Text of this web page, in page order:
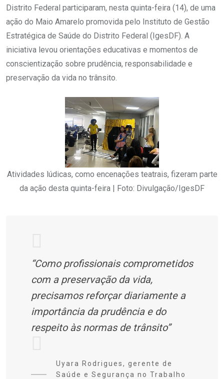
Distrito Federal participaram, nesta quinta-feira (14), de uma
ação do Maio Amarelo promovida pelo Instituto de Gestão
Estratégica de Saúde do Distrito Federal (IgesDF). A
iniciativa levou orientações educativas e momentos de
conscientização sobre prudência, responsabilidade e
preservação da vida no trânsito.
Atividades lúdicas, como encenações teatrais, fizeram parte
da ação desta quinta-feira | Foto: Divulgação/IgesDF
“Como profissionais comprometidos
com a preservação da vida,
precisamos reforçar diariamente a
importância da prudência e do
respeito às normas de trânsito”
Uyara Rodrigues, gerente de
Saúde e Segurança no Trabalho